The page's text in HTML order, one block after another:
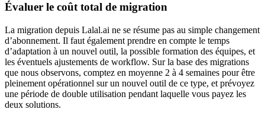
Évaluer le coût total de migration
La migration depuis Lalal.ai ne se résume pas au simple changement
d’abonnement. Il faut également prendre en compte le temps
d’adaptation à un nouvel outil, la possible formation des équipes, et
les éventuels ajustements de workflow. Sur la base des migrations
que nous observons, comptez en moyenne 2 à 4 semaines pour être
pleinement opérationnel sur un nouvel outil de ce type, et prévoyez
une période de double utilisation pendant laquelle vous payez les
deux solutions.